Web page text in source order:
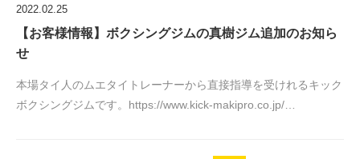
2022.02.25
【お客様情報】ボクシングジムの真樹ジム追加のお知ら
せ
本場タイ人のムエタイトレーナーから直接指導を受けれるキック
ボクシングジムです。https://www.kick-makipro.co.jp/…